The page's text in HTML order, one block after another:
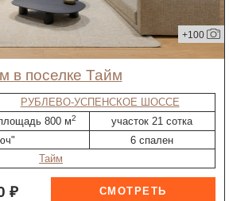
+100
в поселке Тайм
РУБЛЕВО-УСПЕНСКОЕ ШОССЕ
800 м2
участок 21 сотка
6 спален
Тайм
₽